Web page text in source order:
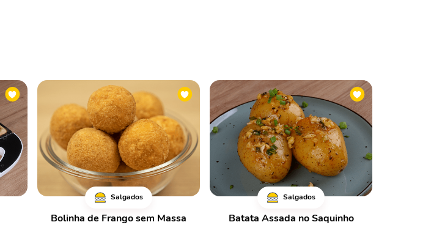
Salgados
Bolinha de Frango sem Massa
Salgados
Batata Assada no Saquinho